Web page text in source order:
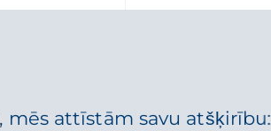
mēs attīstām savu atšķirību: